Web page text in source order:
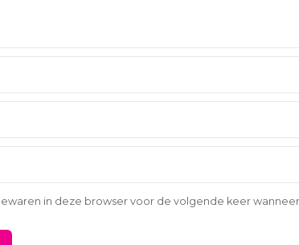
in deze browser voor de volgende keer